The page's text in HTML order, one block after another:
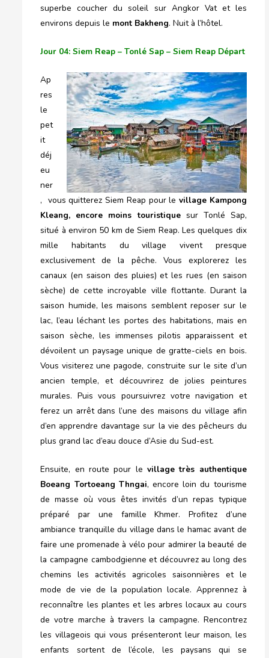
superbe coucher du soleil sur Angkor Vat et les
environs depuis le mont Bakheng. Nuit à l’hôtel.
Jour 04: Siem Reap – Tonlé Sap – Siem Reap Départ
Ap
res
le
pet
it
déj
eu
ner
, vous quitterez Siem Reap pour le village Kampong
Kleang, encore moins touristiquesur Tonlé Sap,
situé à environ 50 km de Siem Reap. Les quelques dix
mille habitants du village vivent presque
exclusivement de la pêche. Vous explorerez les
canaux (en saison des pluies) et les rues (en saison
sèche) de cette incroyable ville flottante. Durant la
saison humide, les maisons semblent reposer sur le
lac, l’eau léchant les portes des habitations, mais en
saison sèche, les immenses pilotis apparaissent et
dévoilent un paysage unique de gratte-ciels en bois.
Vous visiterez une pagode, construite sur le site d’un
ancien temple, et découvrirez de jolies peintures
murales. Puis vous poursuivrez votre navigation et
ferez un arrêt dans l’une des maisons du village afin
d’en apprendre davantage sur la vie des pêcheurs du
plus grand lac d’eau douce d’Asie du Sud-est.
Ensuite, en route pour le village très authentique
Boeang Tortoeang Thngai, encore loin du tourisme
de masse où vous êtes invités d’un repas typique
préparé par une famille Khmer. Profitez d’une
ambiance tranquille du village dans le hamac avant de
faire une promenade à vélo pour admirer la beauté de
la campagne cambodgienne et découvrez au long des
chemins les activités agricoles saisonnières et le
mode de vie de la population locale. Apprennez à
reconnaître les plantes et les arbres locaux au cours
de votre marche à travers la campagne. Rencontrez
les villageois qui vous présenteront leur maison, les
enfants sortent de l’école, les paysans qui se